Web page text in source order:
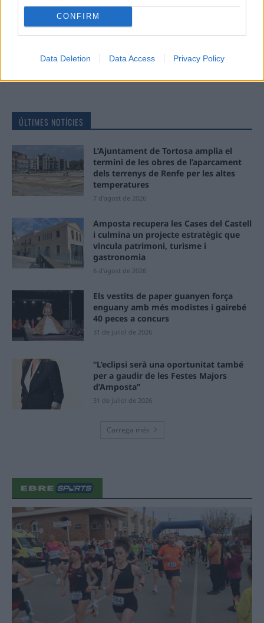
CONFIRM
Data Deletion Data Access Privacy Policy
Deseu el meu nom, el correu electrònic i el lloc web en
aquest navegador per a la propera vegada que comenti.
ÚLTIMES NOTÍCIES
L’Ajuntament de Tortosa amplia el
termini de les obres de l’aparcament
dels terrenys de Renfe per les altes
temperatures
7 d'agost de 2026
Amposta recupera les Cases del Castell
i culmina un projecte estratègic que
vincula patrimoni, turisme i
gastronomia
6 d'agost de 2026
Els vestits de paper guanyen força
enguany amb més modistes i gairebé
40 peces a concurs
31 de juliol de 2026
“L’eclipsi serà una oportunitat també
per a gaudir de les Festes Majors
d’Amposta”
31 de juliol de 2026
Carrega més